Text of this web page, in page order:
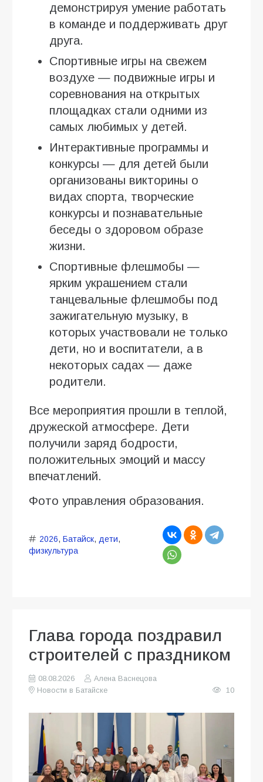
демонстрируя умение работать
в команде и поддерживать друг
друга.
Спортивные игры на свежем
воздухе — подвижные игры и
соревнования на открытых
площадках стали одними из
самых любимых у детей.
Интерактивные программы и
конкурсы — для детей были
организованы викторины о
видах спорта, творческие
конкурсы и познавательные
беседы о здоровом образе
жизни.
Спортивные флешмобы —
ярким украшением стали
танцевальные флешмобы под
зажигательную музыку, в
которых участвовали не только
дети, но и воспитатели, а в
некоторых садах — даже
родители.
Все мероприятия прошли в теплой,
дружеской атмосфере. Дети
получили заряд бодрости,
положительных эмоций и массу
впечатлений.
Фото управления образования.
2026, Батайск, дети,
физкультура
Глава города поздравил
строителей с праздником
08.08.2026
Алена Васнецова
Новости в Батайске
10